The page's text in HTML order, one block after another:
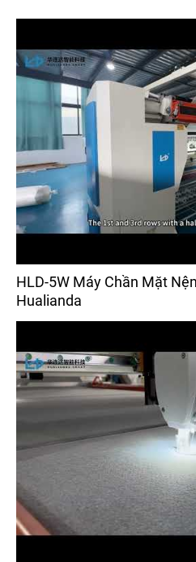
HLD-5W Máy Chần Mặt
Hualianda